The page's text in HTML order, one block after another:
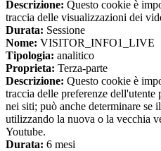
Descrizione: Questo cookie è
traccia delle visualizzazioni dei
Durata: Sessione
Nome: VISITOR_INFO1_LIVE
Tipologia: analitico
Proprieta: Terza-parte
Descrizione: Questo cookie è
traccia delle preferenze
nei siti; può anche determinare se
utilizzando la nuova o la vecchia
Youtube.
Durata: 6 mesi